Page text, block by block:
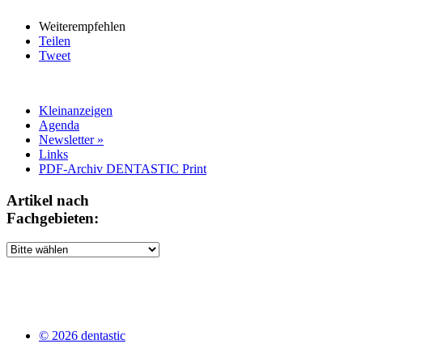
Weiterempfehlen
Teilen
Tweet
Kleinanzeigen
Agenda
Newsletter »
Links
PDF-Archiv DENTASTIC Print
Artikel nach
Fachgebieten:
© 2026 dentastic